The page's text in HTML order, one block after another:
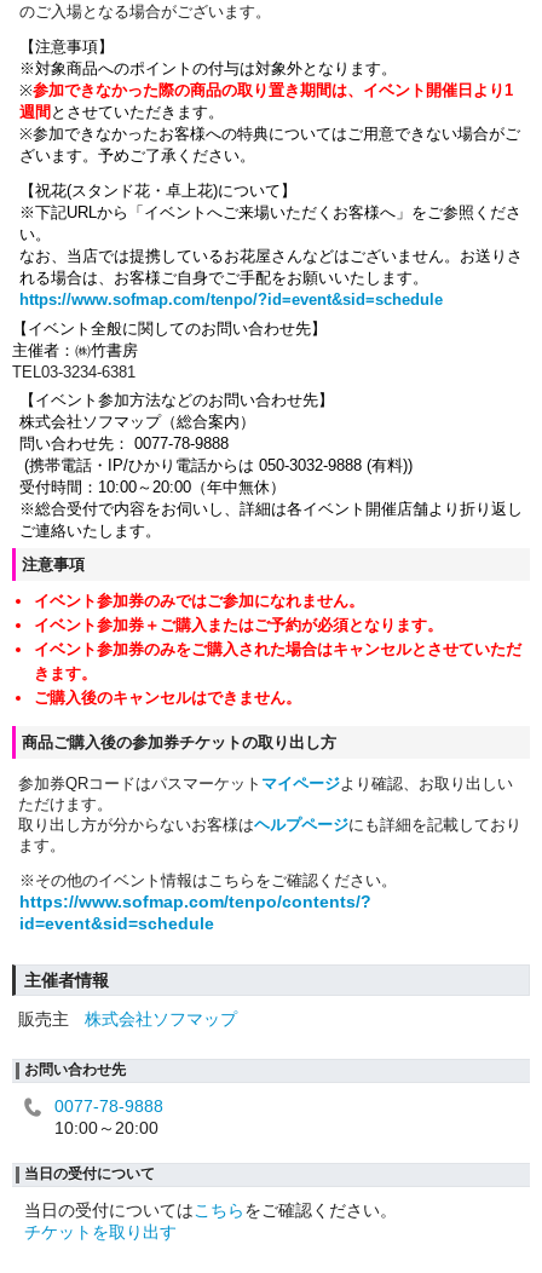
のご入場となる場合がございます。
【注意事項】
※対象商品へのポイントの付与は対象外となります。
※参加できなかった際の商品の取り置き期間は、イベント開催日より1
週間 とさせていただきます。
※参加できなかったお客様への特典についてはご用意できない場合がご
ざいます。 予めご了承ください。
【祝花(スタンド花・卓上花)について】
※下記URLから「イベントへご来場いただくお客様へ」をご参照くださ
い。
なお、当店では提携しているお花屋さんなどはございません。お送りさ
れる場合は、お客様ご自身でご手配をお願いいたします。
https://www.sofmap.com/tenpo/?id=event&sid=schedule
【イベント全般に関してのお問い合わせ先】
主催者：㈱竹書房
TEL03-3234-6381
【イベント参加方法などのお問い合わせ先】
株式会社ソフマップ（総合案内）
問い合わせ先： 0077-78-9888
(携帯電話・IP/ひかり電話からは 050-3032-9888 (有料))
受付時間：10:00～20:00（年中無休）
※総合受付で内容をお伺いし、詳細は各イベント開催店舗より折り返し
ご連絡いたします。
注意事項
イベント参加券のみではご参加になれません。
イベント参加券＋ご購入またはご予約が必須となります。
イベント参加券のみをご購入された場合はキャンセルとさせていただ
きます。
ご購入後のキャンセルはできません。
商品ご購入後の参加券チケットの取り出し方
参加券QRコードはパスマーケット マイページより確認、お取り出しい
ただけます。
取り出し方が分からないお客様はヘルプページにも詳細を記載しており
ます。
※その他のイベント情報はこちらをご確認ください。
https://www.sofmap.com/tenpo/contents/?
id=event&sid=schedule
主催者情報
販売主
株式会社ソフマップ
お問い合わせ先
0077-78-9888
10:00～20:00
当日の受付について
当日の受付についてはこちらをご確認ください。
チケットを取り出す